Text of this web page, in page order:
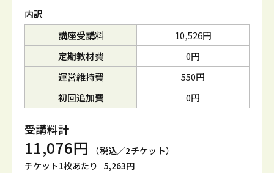
内訳
講座受講料
10,526円
定期教材費
0円
運営維持費
550円
初回追加費
0円
受講料計
11,076円
（税込／2チケット）
チケット1枚あたり 5,263円